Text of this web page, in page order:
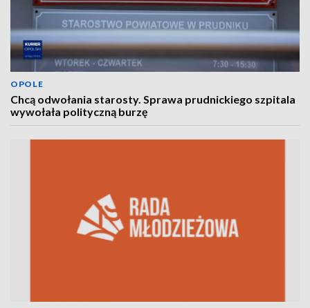
OPOLE
Chcą odwołania starosty. Sprawa prudnickiego szpitala
wywołała polityczną burzę